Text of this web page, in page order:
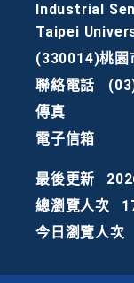
Industrial
Taipei
(330014)桃園
聯絡電話
傳真
電子信箱
最後更新
總瀏覽人次
今日瀏覽人次